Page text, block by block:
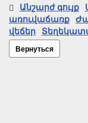
Անշարժ գույք
առուվաճառք
վեճեր
Вернуться